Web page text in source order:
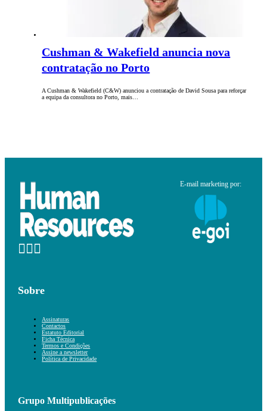
Cushman & Wakefield anuncia nova
contratação no Porto
A Cushman & Wakefield (C&W) anunciou a contratação de David Sousa para reforçar
a equipa da consultora no Porto, mais…
E-mail marketing por:
Sobre
Assinaturas
Contactos
Estatuto Editorial
Ficha Técnica
Termos e Condições
Assine a newsletter
Política de Privacidade
Grupo Multipublicações